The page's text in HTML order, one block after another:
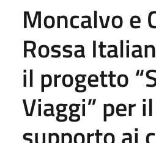
Moncalvo e
Rossa
il progetto
Viaggi” per il